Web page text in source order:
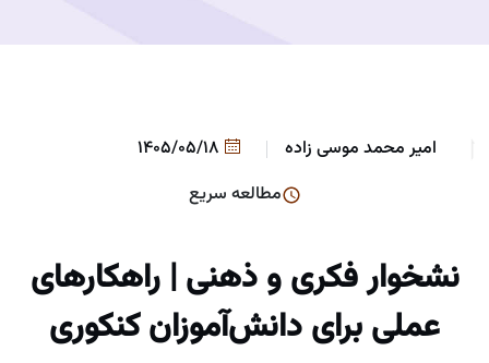
امیر محمد موسی زاده
مطالعه سریع
نشخوار فکری و ذهنی | راهکارهای
عملی برای دانش‌آموزان کنکوری